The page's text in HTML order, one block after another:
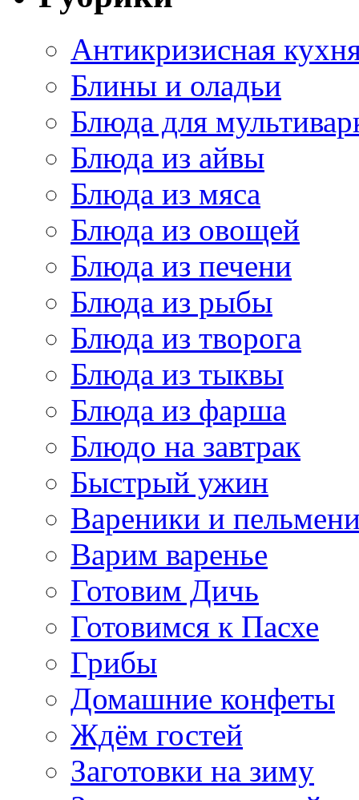
Антикризисная
Блины и оладьи
Блюда для
Блюда из айвы
Блюда из мяса
Блюда из овощей
Блюда из печени
Блюда из рыбы
Блюда из творога
Блюда из тыквы
Блюда из фарша
Блюдо на завтрак
Быстрый ужин
Вареники и
Варим варенье
Готовим Дичь
Готовимся к Пасхе
Грибы
Домашние конфеты
Ждём гостей
Заготовки на зиму